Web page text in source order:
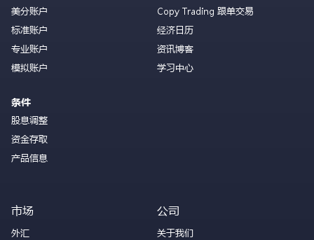
美分账户
标准账户
专业账户
模拟账户
条件
股息调整
资金存取
产品信息
Copy Trading 跟单交易
经济日历
资讯博客
学习中心
市场
外汇
公司
关于我们